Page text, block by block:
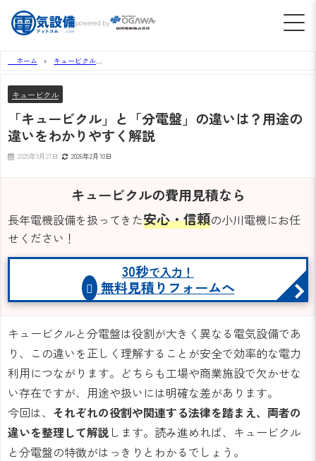
powered by
ホーム
キュービクル
キュービクル
「キュービクル」と「分電盤」の違いは？用途の
違いをわかりやすく解説
2025年9月27日 2026年2月10日
キュービクルの費用見積なら
長年電機設備を扱ってきた安心・信頼の小川電機にお任
せください！
30秒で入力！
無料見積りフォームへ
キュービクルと分電盤は役割が大きく異なる電気設備であ
り、この違いを正しく理解することが安全で効率的な電力
利用につながります。どちらも工場や商業施設で欠かせな
い存在ですが、用途や扱いには明確な差があります。
今回は、 それぞれの役割や関連する法律を踏まえ、両者の
違いを整理して解説 します。読み進めれば、キュービクル
と分電盤の特徴がはっきりとわかるでしょう。